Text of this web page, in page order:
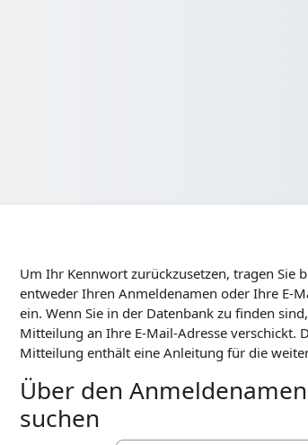
Um Ihr Kennwort zurückzusetzen, tragen Sie
entweder Ihren Anmeldenamen oder Ihre E-
ein. Wenn Sie in der Datenbank zu finden
Mitteilung an Ihre E-Mail-Adresse verschickt.
Mitteilung enthält eine Anleitung für die
Über den Anmeldenamen
Über den Anmeldenamen
suchen